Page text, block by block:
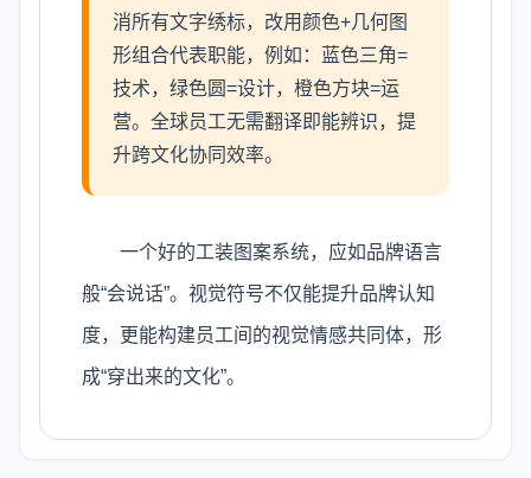
消所有文字绣标，改用颜色+几何图
形组合代表职能，例如：蓝色三角=
技术，绿色圆=设计，橙色方块=运
营。全球员工无需翻译即能辨识，提
升跨文化协同效率。
一个好的工装图案系统，应如品牌语言
般“会说话”。视觉符号不仅能提升品牌认知
度，更能构建员工间的视觉情感共同体，形
成“穿出来的文化”。